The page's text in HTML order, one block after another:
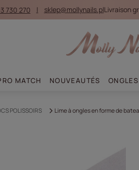
730 270 sklep@mollynails.plLivraison
MATCH NOUVEAUTÉS ONGLES
POLISSOIRS Lime à ongles en forme de